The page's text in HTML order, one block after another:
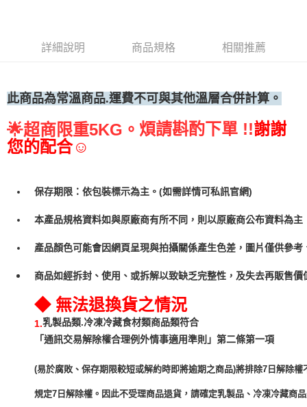
每筆NT$60，滿NT$699(含以上)免運費
每筆NT$60，滿NT$699(含以上)免運費
(請點開選項勾選)
每筆NT$250
詳細說明 商品規格 相關推薦
此商品為常溫商品.運費不可與其他溫層合併計算。
🌟超商限重5KG。 煩請斟酌下單 !!謝謝
您的配合☺
保存期限：依包裝標示為主。(如需詳情可私訊官網)
本產品規格資料如與原廠商有所不同，則以原廠商公布資料為主
產品顏色可能會因網頁呈現與拍攝關係產生色差，圖片僅供參
商品如經拆封、使用、或拆解以致缺乏完整性，及失去再販售
◆ 無法退換貨之情況
1.乳製品類.冷凍冷藏食材類商品類符合
「通訊交易解除權合理例外情事適用準則」第二條第一項
(易於腐敗、保存期限較短或解約時即將逾期之商品)將排除7日解除權
規定7日解除權。因此不受理商品退貨，請確定乳製品、冷凍冷藏商